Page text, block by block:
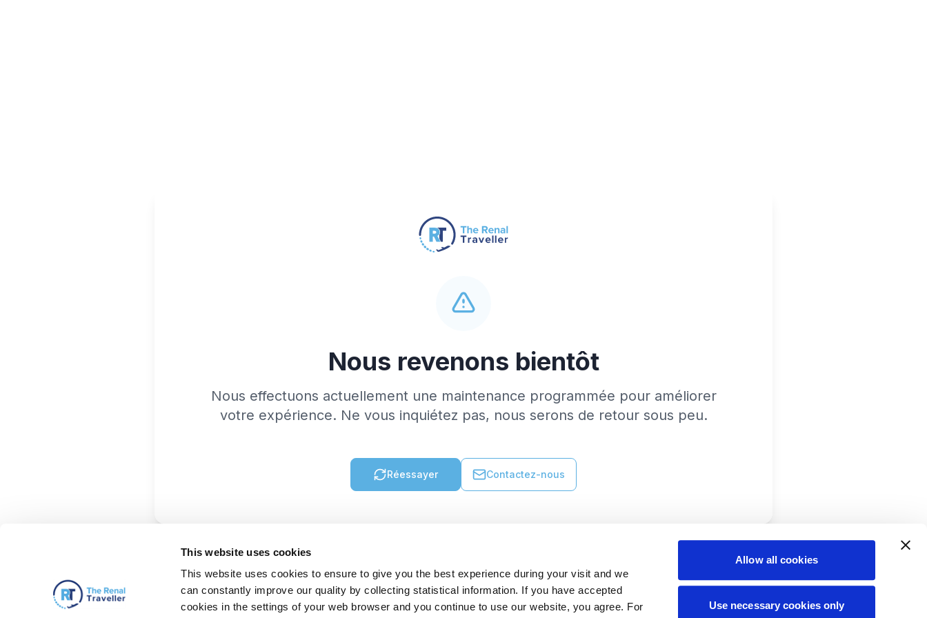
This website uses cookies
This website uses cookies to ensure to give you the best experience during your visit and we
can constantly improve our quality by collecting statistical information. If you have accepted
cookies in the settings of your web browser and you continue to use our website, you agree. For
Allow all cookies
Use necessary cookies only
Nous revenons bientôt
Nous effectuons actuellement une maintenance programmée pour améliorer
votre expérience. Ne vous inquiétez pas, nous serons de retour sous peu.
Réessayer Contactez-nous